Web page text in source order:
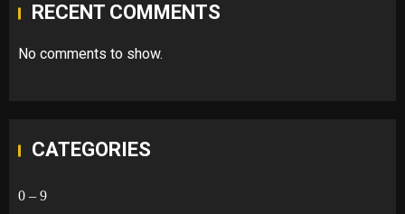
RECENT COMMENTS
No comments to show.
CATEGORIES
0 – 9